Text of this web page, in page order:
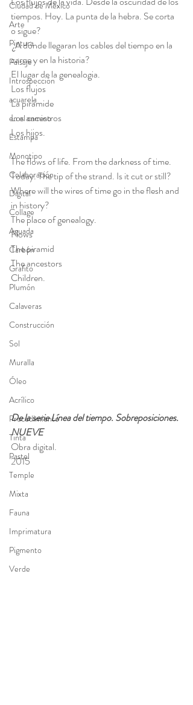
Ciudad de México
Arte
Pintura
Paisaje
Introspección
acuarela
en el camino
Estampa
Monotipo
Colaboración
Digital
Collage
Aguada
Carbón
Grafito
Plumón
Calaveras
Construcción
Sol
Muralla
Óleo
Acrílico
Procedimiento
Tinta
Pastel
Temple
Mixta
Fauna
Imprimatura
Pigmento
Verde
tiempos. Hoy. La punta de la hebra. Se corta
o sigue?
¿A dónde llegaran los cables del tiempo en la
carne y en la historia?
El lugar de la genealogia.
Los flujos
La pirámide
Los ancestros
Los hijos.
The flows of life. From the darkness of time.
Today. The tip of the strand. Is it cut or still?
Where will the wires of time go in the flesh and
in history?
The place of genealogy.
Flows
The piramid
The ancestors
Children.
De la serie Línea del tiempo. Sobreposiciones.
NUEVE
Obra digital.
2015